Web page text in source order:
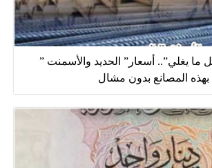
ما يغلي”.. أسعار” الحديد والأسمنت ”